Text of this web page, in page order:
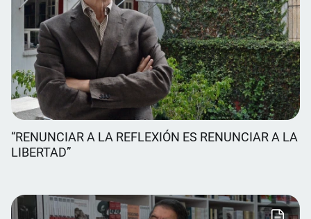
“RENUNCIAR A LA REFLEXIÓN ES RENUNCIAR A LA
LIBERTAD”